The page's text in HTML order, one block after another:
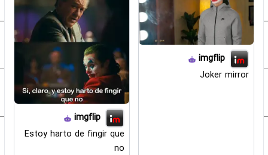
imgflip
Joker mirror
imgflip
Estoy harto de fingir que
no